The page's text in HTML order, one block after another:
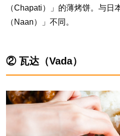
（Chapati）」的薄烤饼。与日
（Naan）」不同。
② 瓦达（Vada）